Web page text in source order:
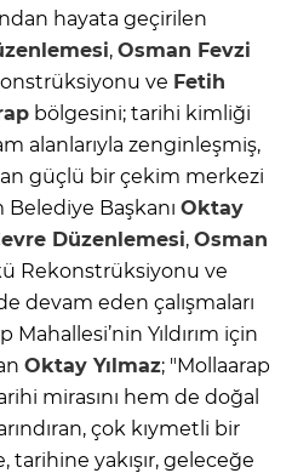
hayata geçirilen
, Osman Fevzi
ve Fetih
bölgesini; tarihi kimliği
alanlarıyla zenginleşmiş,
güçlü bir çekim merkezi
Belediye Başkanı Oktay
Düzenlemesi, Osman
Rekonstrüksiyonu ve
devam eden çalışmaları
Yıldırım için
Oktay Yılmaz; "Mollaarap
mirasını hem de doğal
çok kıymetli bir
tarihine yakışır, geleceğe